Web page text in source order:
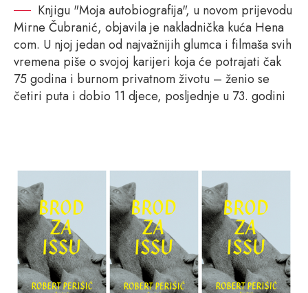
Knjigu "Moja autobiografija", u novom prijevodu
Mirne Čubranić, objavila je nakladnička kuća Hena
com. U njoj jedan od najvažnijih glumca i filmaša svih
vremena piše o svojoj karijeri koja će potrajati čak
75 godina i burnom privatnom životu – ženio se
četiri puta i dobio 11 djece, posljednje u 73. godini